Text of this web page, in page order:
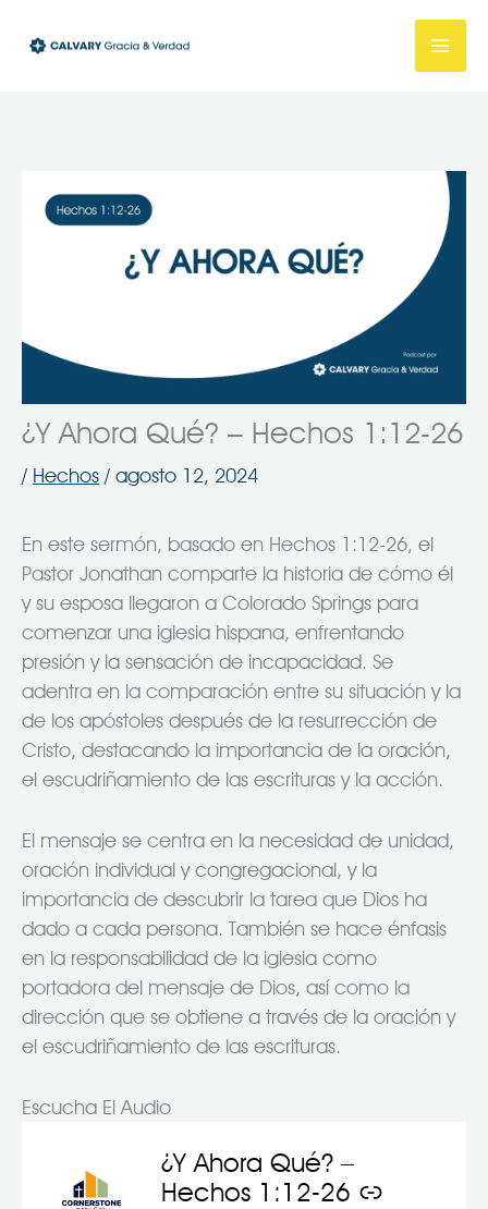
¿Y Ahora Qué? – Hechos 1:12-26
/ Hechos / agosto 12, 2024
En este sermón, basado en Hechos 1:12-26, el
Pastor Jonathan comparte la historia de cómo él
y su esposa llegaron a Colorado Springs para
comenzar una iglesia hispana, enfrentando
presión y la sensación de incapacidad. Se
adentra en la comparación entre su situación y la
de los apóstoles después de la resurrección de
Cristo, destacando la importancia de la oración,
el escudriñamiento de las escrituras y la acción.
El mensaje se centra en la necesidad de unidad,
oración individual y congregacional, y la
importancia de descubrir la tarea que Dios ha
dado a cada persona. También se hace énfasis
en la responsabilidad de la iglesia como
portadora del mensaje de Dios, así como la
dirección que se obtiene a través de la oración y
el escudriñamiento de las escrituras.
Escucha El Audio
¿Y Ahora Qué? –
Hechos 1:12-26
–